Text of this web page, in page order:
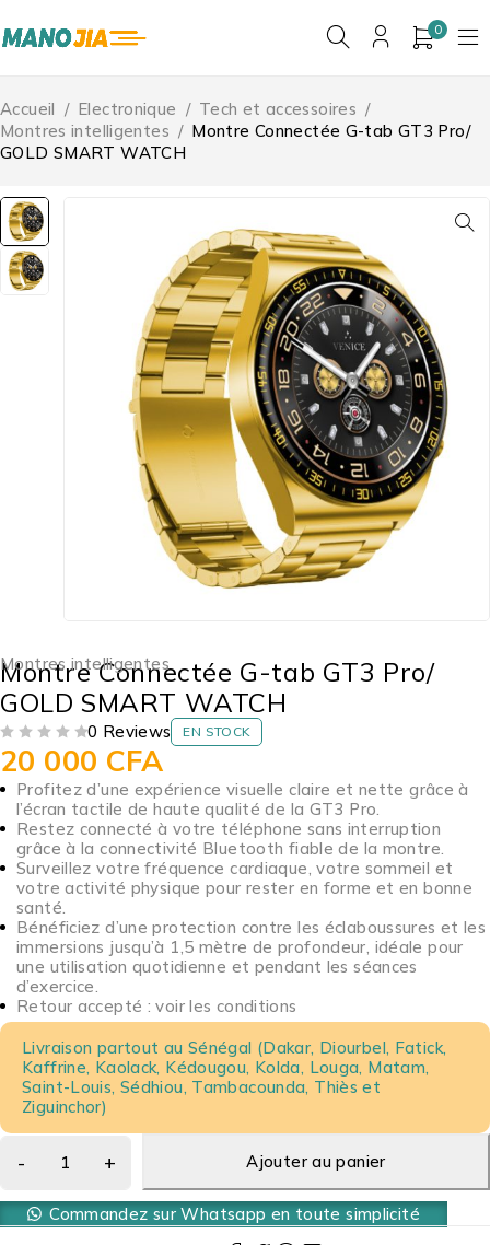
0
Accueil / Electronique / Tech et accessoires /
Montres intelligentes / Montre Connectée G-tab GT3 Pro/
GOLD SMART WATCH
Montres intelligentes
Montre Connectée G-tab GT3 Pro/
GOLD SMART WATCH
0 Reviews EN STOCK
20 000 CFA
Profitez d’une expérience visuelle claire et nette grâce à
l’écran tactile de haute qualité de la GT3 Pro.
Restez connecté à votre téléphone sans interruption
grâce à la connectivité Bluetooth fiable de la montre.
Surveillez votre fréquence cardiaque, votre sommeil et
votre activité physique pour rester en forme et en bonne
santé.
Bénéficiez d’une protection contre les éclaboussures et les
immersions jusqu’à 1,5 mètre de profondeur, idéale pour
une utilisation quotidienne et pendant les séances
d’exercice.
Retour accepté : voir les conditions
Livraison partout au Sénégal (Dakar, Diourbel, Fatick,
Kaffrine, Kaolack, Kédougou, Kolda, Louga, Matam,
Saint-Louis, Sédhiou, Tambacounda, Thiès et
Ziguinchor)
Ajouter au panier
Commandez sur Whatsapp en toute simplicité